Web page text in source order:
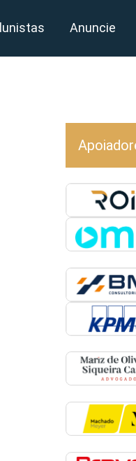
Anuncie